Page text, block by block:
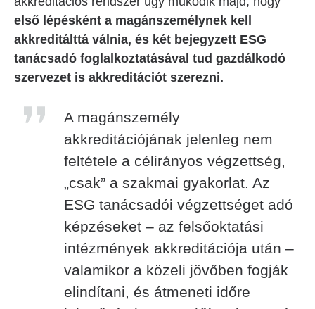
első lépésként a magánszemélynek kell
akkreditálttá válnia, és két bejegyzett ESG
tanácsadó foglalkoztatásával tud gazdálkodó
szervezet is akkreditációt szerezni.
A magánszemély
akkreditációjának jelenleg nem
feltétele a célirányos végzettség,
„csak” a szakmai gyakorlat. Az
ESG tanácsadói végzettséget adó
képzéseket – az felsőoktatási
intézmények akkreditációja után –
valamikor a közeli jövőben fogják
elindítani, és átmeneti időre